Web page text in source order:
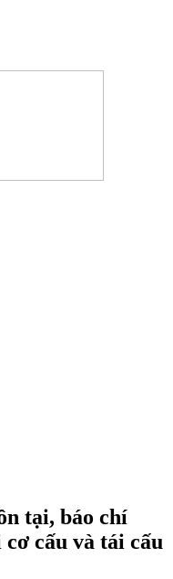
tại, báo chí
cấu và tái cấu